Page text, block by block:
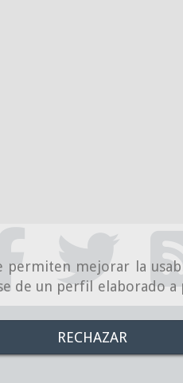
mejorar la
de un perfil elaborado
RECHAZAR
de venta online Política de